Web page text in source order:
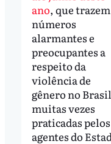
ano, que trazem
números
alarmantes e
preocupantes a
respeito da
violência de
gênero no
muitas vezes
praticadas pelos
agentes do